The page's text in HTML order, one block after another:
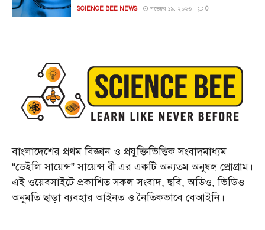
SCIENCE BEE NEWS নভেম্বর ১৯, ২০২৩ 0
বাংলাদেশের প্রথম বিজ্ঞান ও প্রযুক্তিভিত্তিক সংবাদমাধ্যম
“ডেইলি সায়েন্স” সায়েন্স বী এর একটি অন্যতম অনুষঙ্গ প্রোগ্রাম।
এই ওয়েবসাইটে প্রকাশিত সকল সংবাদ, ছবি, অডিও, ভিডিও
অনুমতি ছাড়া ব্যবহার আইনত ও নৈতিকভাবে বেআইনি।